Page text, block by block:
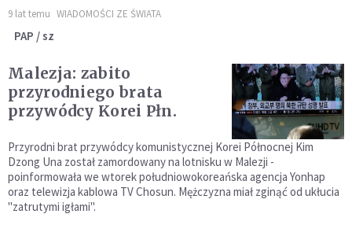
9 lat temu WIADOMOŚCI ZE ŚWIATA
PAP / sz
Malezja: zabito
przyrodniego brata
przywódcy Korei Płn.
Przyrodni brat przywódcy komunistycznej Korei Północnej Kim
Dzong Una został zamordowany na lotnisku w Malezji -
poinformowała we wtorek południowokoreańska agencja Yonhap
oraz telewizja kablowa TV Chosun. Mężczyzna miał zginąć od ukłucia
"zatrutymi igłami".